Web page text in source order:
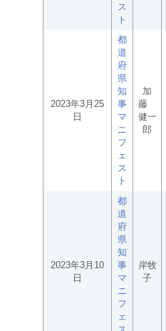
ス
ト
2023年3月25
日
都
道
府
県
知
事
マ
ニ
フ
ェ
ス
ト
加
藤
健一
郎
2023年3月10
日
都
道
府
県
知
事
マ
ニ
フ
ェ
岸牧
子